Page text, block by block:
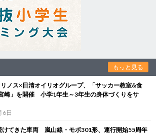
もっと見る
ノス×日清オイリオグループ、「サッカー教室&食
崎」を開催 小学1年生～3年生の身体づくりをサ
6日
けてきた車両 嵐山線・モボ301形、運行開始55周年